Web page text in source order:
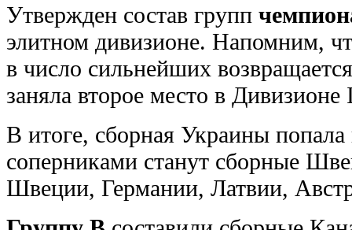
Утвержден состав групп
элитном дивизионе. Напомним,
в число сильнейших
заняла второе место в
В итоге, сборная Украины
соперниками станут сборные
Швеции, Германии, Латвии,